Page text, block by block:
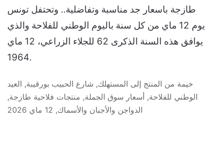
طازجة باسعار جد مناسبة وتفاضلية.. وتحتفل تونس
يوم 12 ماي من كل سنة باليوم الوطني للفلاحة والذي
يوافق هذه السنة الذكرى 62 للجلاء الزراعي، 12 ماي
1964.
خيمة من المنتج إلى المستهلك, شارع الحبيب بورقيبة, العيد
الوطني للفلاحة, أسعار سوق الجملة, منتجات فلاحية طازجة,
الدواجن والأجبان والأسماك, 12 ماي 2026